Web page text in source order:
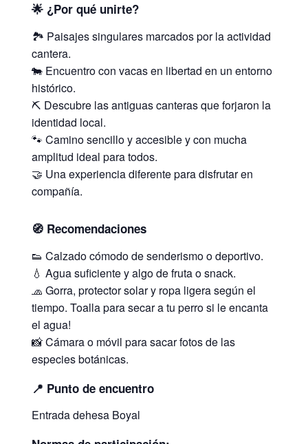
🌟 ¿Por qué unirte?
🏞️ Paisajes singulares marcados por la actividad
cantera.
🐄 Encuentro con vacas en libertad en un entorno
histórico.
⛏️ Descubre las antiguas canteras que forjaron la
identidad local.
🐾 Camino sencillo y accesible y con mucha
amplitud ideal para todos.
🤝 Una experiencia diferente para disfrutar en
compañía.
🧭 Recomendaciones
👟 Calzado cómodo de senderismo o deportivo.
💧 Agua suficiente y algo de fruta o snack.
🧢 Gorra, protector solar y ropa ligera según el
tiempo. Toalla para secar a tu perro si le encanta
el agua!
📸 Cámara o móvil para sacar fotos de las
especies botánicas.
📍 Punto de encuentro
Entrada dehesa Boyal